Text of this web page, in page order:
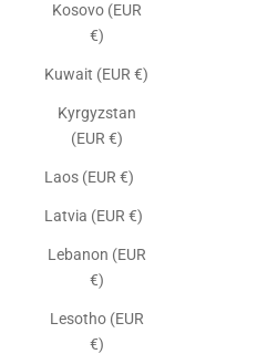
Kosovo (EUR
€)
Kuwait (EUR €)
Kyrgyzstan
(EUR €)
Laos (EUR €)
Latvia (EUR €)
Lebanon (EUR
€)
Lesotho (EUR
€)